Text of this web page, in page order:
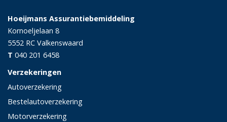
Hoeijmans Assurantiebemiddeling
Kornoeljelaan 8
5552 RC Valkenswaard
T 040 201 6458
Verzekeringen
Autoverzekering
Bestelautoverzekering
Motorverzekering